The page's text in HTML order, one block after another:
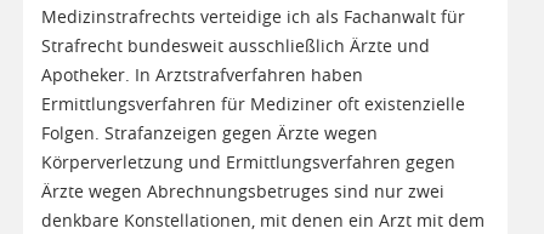
Medizinstrafrechts verteidige ich als Fachanwalt für
Strafrecht bundesweit ausschließlich Ärzte und
Apotheker. In Arztstrafverfahren haben
Ermittlungsverfahren für Mediziner oft existenzielle
Folgen. Strafanzeigen gegen Ärzte wegen
Körperverletzung und Ermittlungsverfahren gegen
Ärzte wegen Abrechnungsbetruges sind nur zwei
denkbare Konstellationen, mit denen ein Arzt mit dem